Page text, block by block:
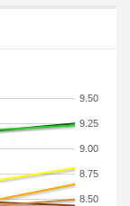
8.50
8.75
9.00
9.25
9.50